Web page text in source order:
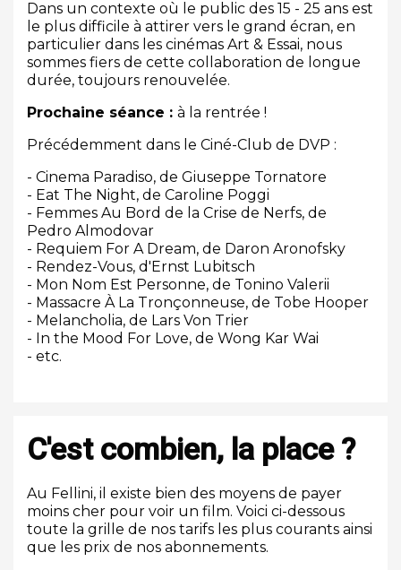
Dans un contexte où le public des 15 - 25 ans est
le plus difficile à attirer vers le grand écran, en
particulier dans les cinémas Art & Essai, nous
sommes fiers de cette collaboration de longue
durée, toujours renouvelée.
Prochaine séance : à la rentrée !
Précédemment dans le Ciné-Club de DVP :
- Cinema Paradiso, de Giuseppe Tornatore
- Eat The Night, de Caroline Poggi
- Femmes Au Bord de la Crise de Nerfs, de
Pedro Almodovar
- Requiem For A Dream, de Daron Aronofsky
- Rendez-Vous, d'Ernst Lubitsch
- Mon Nom Est Personne, de Tonino Valerii
- Massacre À La Tronçonneuse, de Tobe Hooper
- Melancholia, de Lars Von Trier
- In the Mood For Love, de Wong Kar Wai
- etc.
C'est combien, la place ?
Au Fellini, il existe bien des moyens de payer
moins cher pour voir un film. Voici ci-dessous
toute la grille de nos tarifs les plus courants ainsi
que les prix de nos abonnements.